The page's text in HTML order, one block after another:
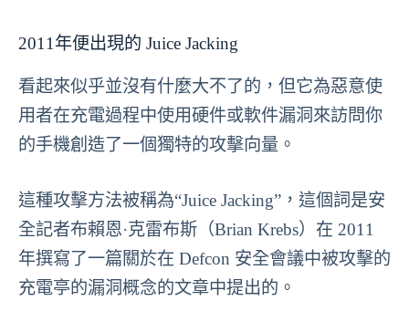
2011年便出現的 Juice Jacking
看起來似乎並沒有什麼大不了的，但它為惡意使
用者在充電過程中使用硬件或軟件漏洞來訪問你
的手機創造了一個獨特的攻擊向量。
這種攻擊方法被稱為“Juice Jacking”，這個詞是安
全記者布賴恩·克雷布斯（Brian Krebs）在 2011
年撰寫了一篇關於在 Defcon 安全會議中被攻擊的
充電亭的漏洞概念的文章中提出的。